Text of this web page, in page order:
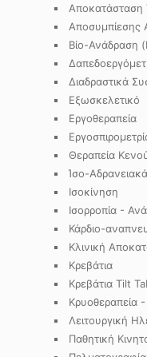
Αποκατάσταση
Βίο-Ανάδραση
Διαδραστικά
Εξωσκελετικό
Εργοθεραπεία
Θεραπεία
Ίσο-
Ισοκίνηση
Ισορροπία -
Κάρδιο-
Κλινική
Κρεβάτια
Κρεβάτια Tilt
Κρυοθεραπεία
Λειτουργική
Παθητική